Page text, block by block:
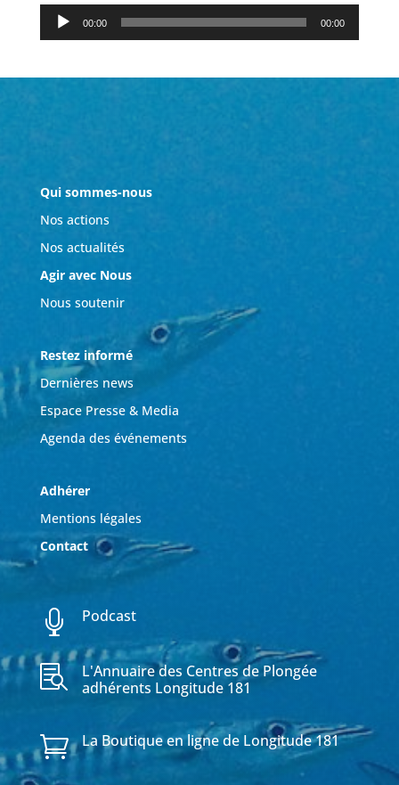
Lecteur
audio
00:00 00:00
Qui sommes-nous
Nos actions
Nos actualités
Agir avec Nous
Nous soutenir
Restez informé
Dernières news
Espace Presse & Media
Agenda des événements
Adhérer
Mentions légales
Contact
 Podcast

L'Annuaire des Centres de Plongée
adhérents Longitude 181
 La Boutique en ligne de Longitude 181